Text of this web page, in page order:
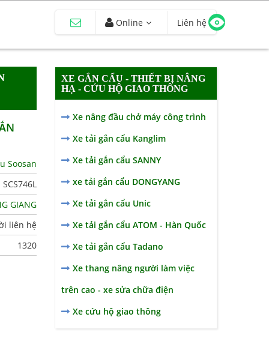
Online Liên hệ
Soosan
GIANG
liên hệ
1320
XE GẮN CẨU - THIẾT BỊ NÂNG
HẠ - CỨU HỘ GIAO THÔNG
Xe nâng đầu chở máy công trình
Xe tải gắn cẩu Kanglim
Xe tải gắn cẩu SANNY
xe tải gắn cẩu DONGYANG
Xe tải gắn cẩu Unic
Xe tải gắn cẩu ATOM - Hàn Quốc
Xe tải gắn cẩu Tadano
Xe thang nâng người làm việc
trên cao - xe sửa chữa điện
Xe cứu hộ giao thông